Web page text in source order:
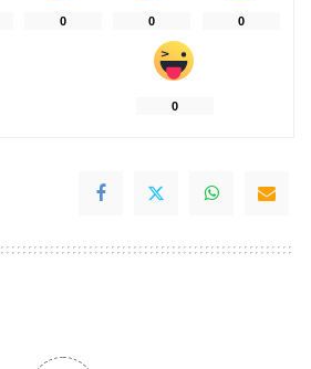
0 0 0
0